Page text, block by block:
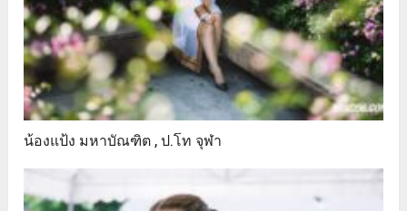
น้องแป้ง มหาบัณฑิต , ป.โท จุฬา